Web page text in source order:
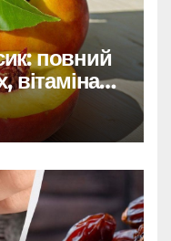
повний
вітамінах і